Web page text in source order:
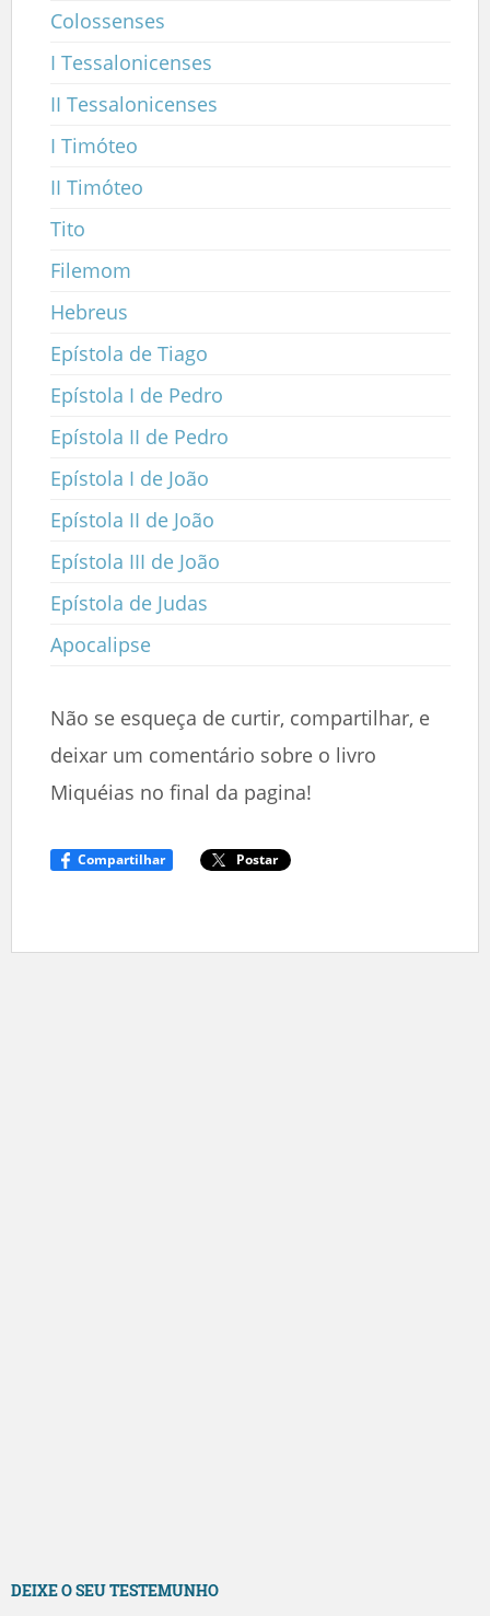
Colossenses
I Tessalonicenses
II Tessalonicenses
I Timóteo
II Timóteo
Tito
Filemom
Hebreus
Epístola de Tiago
Epístola I de Pedro
Epístola II de Pedro
Epístola I de João
Epístola II de João
Epístola III de João
Epístola de Judas
Apocalipse
Não se esqueça de curtir, compartilhar, e
deixar um comentário sobre o livro
Miquéias no final da pagina!
Compartilhar Postar
DEIXE O SEU TESTEMUNHO